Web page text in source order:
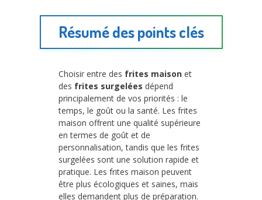
Résumé des points clés
Choisir entre des frites maison et
des frites surgelées dépend
principalement de vos priorités : le
temps, le goût ou la santé. Les frites
maison offrent une qualité supérieure
en termes de goût et de
personnalisation, tandis que les frites
surgelées sont une solution rapide et
pratique. Les frites maison peuvent
être plus écologiques et saines, mais
elles demandent plus de préparation.